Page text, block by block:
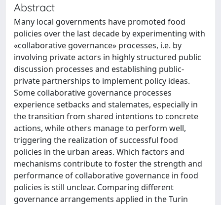
Abstract
Many local governments have promoted food
policies over the last decade by experimenting with
«collaborative governance» processes, i.e. by
involving private actors in highly structured public
discussion processes and establishing public-
private partnerships to implement policy ideas.
Some collaborative governance processes
experience setbacks and stalemates, especially in
the transition from shared intentions to concrete
actions, while others manage to perform well,
triggering the realization of successful food
policies in the urban areas. Which factors and
mechanisms contribute to foster the strength and
performance of collaborative governance in food
policies is still unclear. Comparing different
governance arrangements applied in the Turin